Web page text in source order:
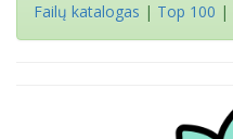
Failų katalogas | Top 100 |